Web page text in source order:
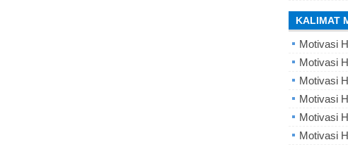
KALIMAT
Motivasi
Motivasi
Motivasi
Motivasi
Motivasi
Motivasi